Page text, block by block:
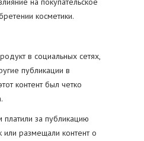
косметики.
в социальных сетях,
публикации в
контент был четко
за публикацию
или размещали контент о